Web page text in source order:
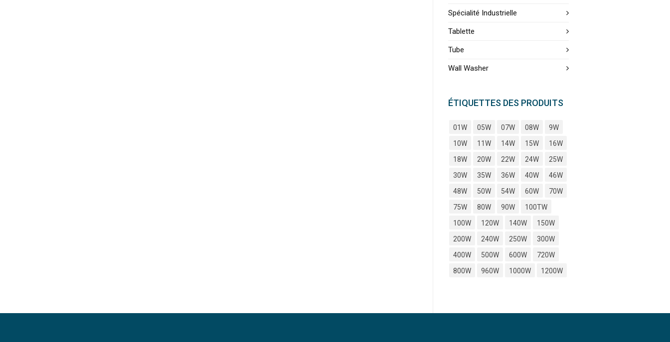
Spécialité Industrielle
Tablette
Tube
Wall Washer
ÉTIQUETTES DES PRODUITS
01W 05W 07W 08W
9W
10W
11W 14W 15W
16W
18W
20W 22W 24W
25W
30W
35W 36W 40W
46W
48W
50W 54W 60W
70W
75W
80W 90W
100TW
100W
120W 140W
150W
200W
240W 250W
300W
400W
500W 600W
720W
800W
960W 1000W 1200W